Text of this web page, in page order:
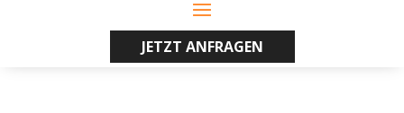
JETZT ANFRAGEN